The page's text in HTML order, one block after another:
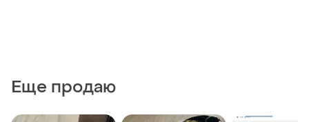
Еще продаю